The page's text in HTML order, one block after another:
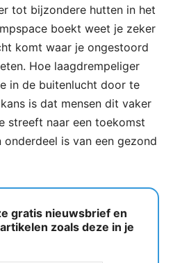
tot bijzondere hutten in het
boekt weet je zeker
komt waar je ongestoord
Hoe laagdrempeliger
in de buitenlucht door te
is dat mensen dit vaker
streeft naar een toekomst
is van een gezond
gratis nieuwsbrief en
zoals deze in je